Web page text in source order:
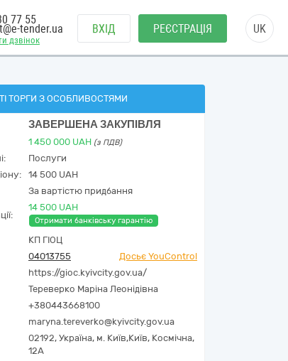
дзвінок
77 55
tender.ua ВХІД РЕЄСТРАЦІЯ UK
ТОРГИ З ОСОБЛИВОСТЯМИ
ЗАВЕРШЕНА ЗАКУПІВЛЯ
1 450 000 UAH (з ПДВ)
Послуги
14 500 UAH
За вартістю придбання
14 500 UAH
Отримати банківську гарантію
КП ГІОЦ
04013755
Досьє YouControl
https://gioc.kyivcity.gov.ua/
Тереверко Маріна Леонідівна
+380443668100
maryna.tereverko@kyivcity.gov.ua
02192, Україна, м. Київ,Київ, Космічна,
12А